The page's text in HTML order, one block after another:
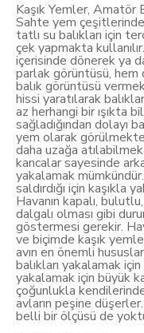
Kaşık Yemler, Amatör
Sahte yem
tatlı su balıkları için
çek yapmakta
içerisinde dönerek ya
parlak görüntüsü,
balık görüntüsü
hissi yaratılarak
az herhangi bir ışıkta
sağladığından dolayı
yem olarak
daha uzağa
kancalar sayesinde
yakalamak
saldırdığı için kaşıkla
Havanın kapalı,
dalgalı olması gibi
göstermesi gerekir.
ve biçimde kaşık
avın en önemli
balıkları yakalamak
yakalamak için büyük
çoğunlukla
avların peşine
belli bir ölçüsü de